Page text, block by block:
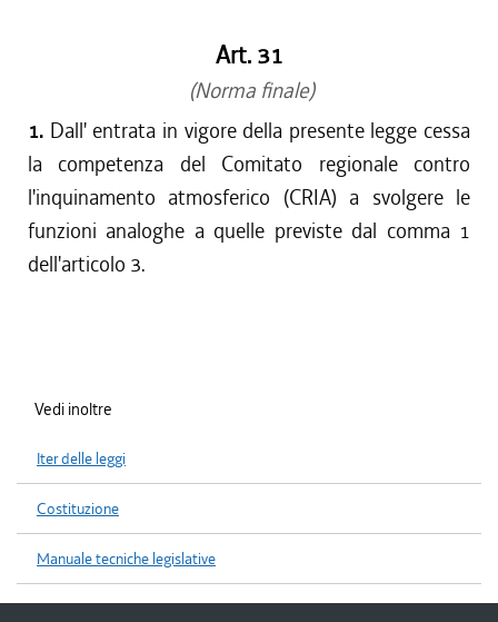
Art. 31
(Norma finale)
1. Dall' entrata in vigore della presente legge cessa
la competenza del Comitato regionale contro
l'inquinamento atmosferico (CRIA) a svolgere le
funzioni analoghe a quelle previste dal comma 1
dell'articolo 3.
Vedi inoltre
Iter delle leggi
Costituzione
Manuale tecniche legislative